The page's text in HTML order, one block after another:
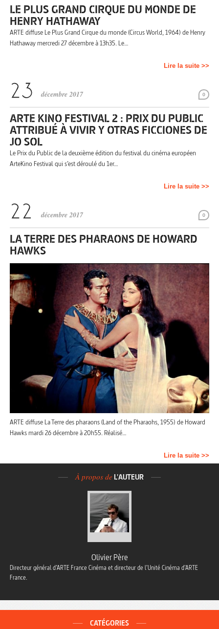
LE PLUS GRAND CIRQUE DU MONDE DE
HENRY HATHAWAY
ARTE diffuse Le Plus Grand Cirque du monde (Circus World, 1964) de Henry
Hathaway mercredi 27 décembre à 13h35. Le…
Lire la suite >>
0
décembre 2017
ARTE KINO FESTIVAL 2 : PRIX DU PUBLIC
ATTRIBUÉ À VIVIR Y OTRAS FICCIONES DE
JO SOL
Le Prix du Public de la deuxième édition du festival du cinéma européen
ArteKino Festival qui s’est déroulé du 1er…
Lire la suite >>
0
décembre 2017
LA TERRE DES PHARAONS DE HOWARD
HAWKS
ARTE diffuse La Terre des pharaons (Land of the Pharaohs, 1955) de Howard
Hawks mardi 26 décembre à 20h55. Réalisé…
Lire la suite >>
À propos de L'AUTEUR
Olivier Père
Directeur général d’ARTE France Cinéma et directeur de l’Unité Cinéma d’ARTE
France.
CATÉGORIES